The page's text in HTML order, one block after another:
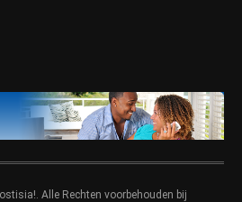
Alle Rechten voorbehouden bij